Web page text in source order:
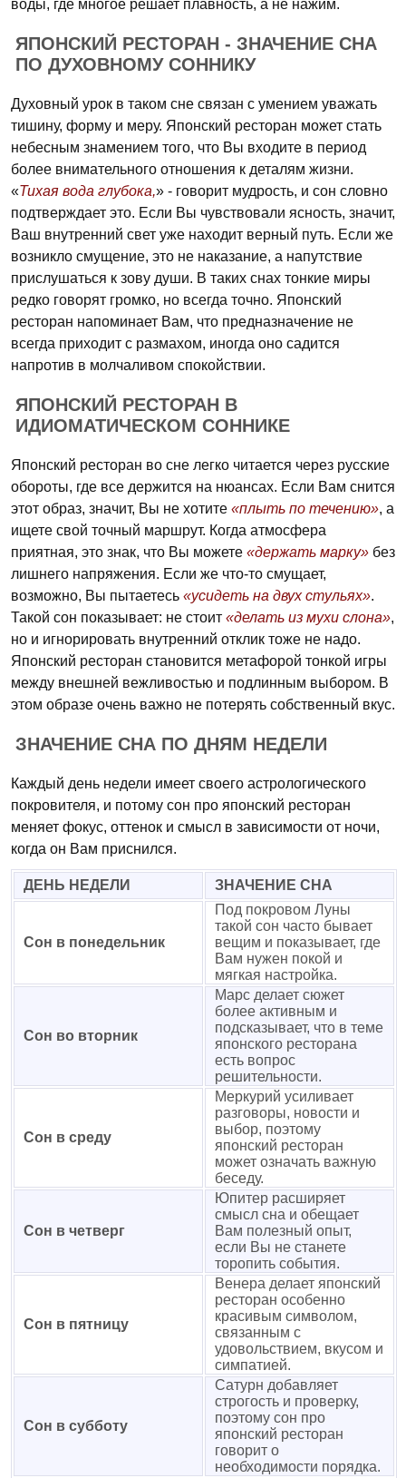
воды, где многое решает плавность, а не нажим.
ЯПОНСКИЙ РЕСТОРАН - ЗНАЧЕНИЕ СНА
ПО ДУХОВНОМУ СОННИКУ
Духовный урок в таком сне связан с умением уважать
тишину, форму и меру. Японский ресторан может стать
небесным знамением того, что Вы входите в период
более внимательного отношения к деталям жизни.
«Тихая вода глубока,» - говорит мудрость, и сон словно
подтверждает это. Если Вы чувствовали ясность, значит,
Ваш внутренний свет уже находит верный путь. Если же
возникло смущение, это не наказание, а напутствие
прислушаться к зову души. В таких снах тонкие миры
редко говорят громко, но всегда точно. Японский
ресторан напоминает Вам, что предназначение не
всегда приходит с размахом, иногда оно садится
напротив в молчаливом спокойствии.
ЯПОНСКИЙ РЕСТОРАН В
ИДИОМАТИЧЕСКОМ СОННИКЕ
Японский ресторан во сне легко читается через русские
обороты, где все держится на нюансах. Если Вам снится
этот образ, значит, Вы не хотите «плыть по течению», а
ищете свой точный маршрут. Когда атмосфера
приятная, это знак, что Вы можете «держать марку» без
лишнего напряжения. Если же что-то смущает,
возможно, Вы пытаетесь «усидеть на двух стульях».
Такой сон показывает: не стоит «делать из мухи слона»,
но и игнорировать внутренний отклик тоже не надо.
Японский ресторан становится метафорой тонкой игры
между внешней вежливостью и подлинным выбором. В
этом образе очень важно не потерять собственный вкус.
ЗНАЧЕНИЕ СНА ПО ДНЯМ НЕДЕЛИ
Каждый день недели имеет своего астрологического
покровителя, и потому сон про японский ресторан
меняет фокус, оттенок и смысл в зависимости от ночи,
когда он Вам приснился.
ДЕНЬ НЕДЕЛИ ЗНАЧЕНИЕ СНА
Сон в понедельник
Под покровом Луны
такой сон часто бывает
вещим и показывает, где
Вам нужен покой и
мягкая настройка.
Сон во вторник
Марс делает сюжет
более активным и
подсказывает, что в теме
японского ресторана
есть вопрос
решительности.
Сон в среду
Меркурий усиливает
разговоры, новости и
выбор, поэтому
японский ресторан
может означать важную
беседу.
Сон в четверг
Юпитер расширяет
смысл сна и обещает
Вам полезный опыт,
если Вы не станете
торопить события.
Сон в пятницу
Венера делает японский
ресторан особенно
красивым символом,
связанным с
удовольствием, вкусом и
симпатией.
Сон в субботу
Сатурн добавляет
строгость и проверку,
поэтому сон про
японский ресторан
говорит о
необходимости порядка.